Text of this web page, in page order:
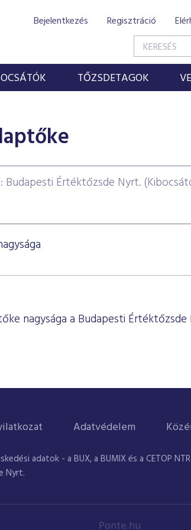
Bejelentkezés Regisztráció
TŐZSDETAGOK
Budapesti Értéktőzsde Nyrt.
nagysága a Budapesti Értéktőzsde
Adatvédelem
adatok - a BUX, a BUMIX és a CETOP
Nyrt.
Ponte.hu